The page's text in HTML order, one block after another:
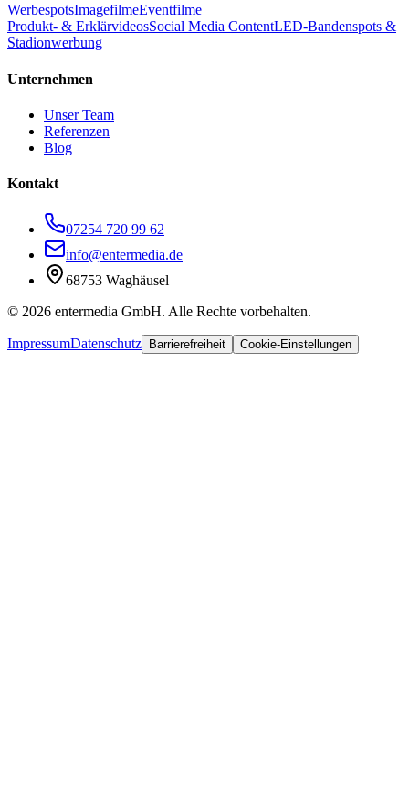
WerbespotsImagefilmeEventfilme
Produkt- & ErklärvideosSocial Media ContentLED-Bandenspots &
Stadionwerbung
Unternehmen
Unser Team
Referenzen
Blog
Kontakt
07254 720 99 62
info@entermedia.de
68753 Waghäusel
© 2026 entermedia GmbH. Alle Rechte vorbehalten.
ImpressumDatenschutz Barrierefreiheit Cookie-Einstellungen